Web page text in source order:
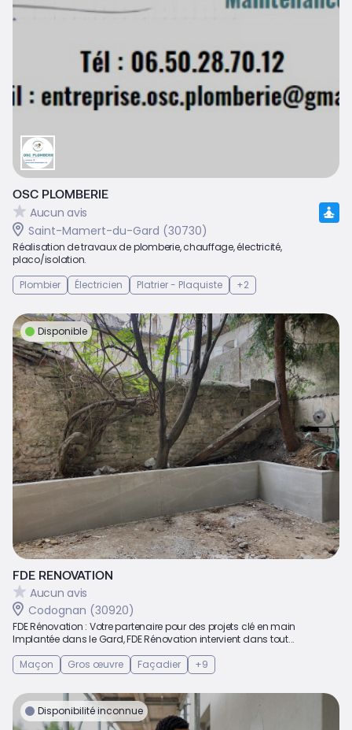
OSC PLOMBERIE
Aucun avis
Saint-Mamert-du-Gard (30730)
Réalisation de travaux de plomberie, chauffage, électricité,
placo/isolation.
Plombier
Électricien Platrier - Plaquiste +2
Disponible
FDE RENOVATION
Aucun avis
Codognan (30920)
FDE Rénovation : Votre partenaire pour des projets clé en main
Implantée dans le Gard, FDE Rénovation intervient dans tout...
Maçon
Gros œuvre Façadier +9
Disponibilité inconnue